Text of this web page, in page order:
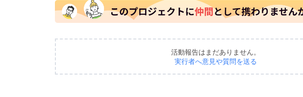
活動報告はまだありません。
実行者へ意見や質問を送る